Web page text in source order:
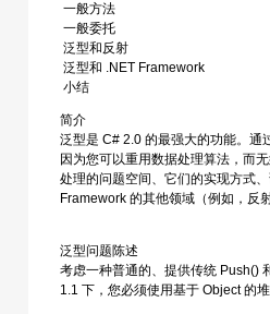
一般方法
一般委托
泛型和反射
泛型和 .NET Framework
小结
简介
泛型是 C# 2.0 的最强大的功能。通
因为您可以重用数据处理算法，而
处理的问题空间、它们的实现方式
Framework 的其他领域（例如，反
泛型问题陈述
考虑一种普通的、提供传统 Push()
1.1 下，您必须使用基于 Object 的